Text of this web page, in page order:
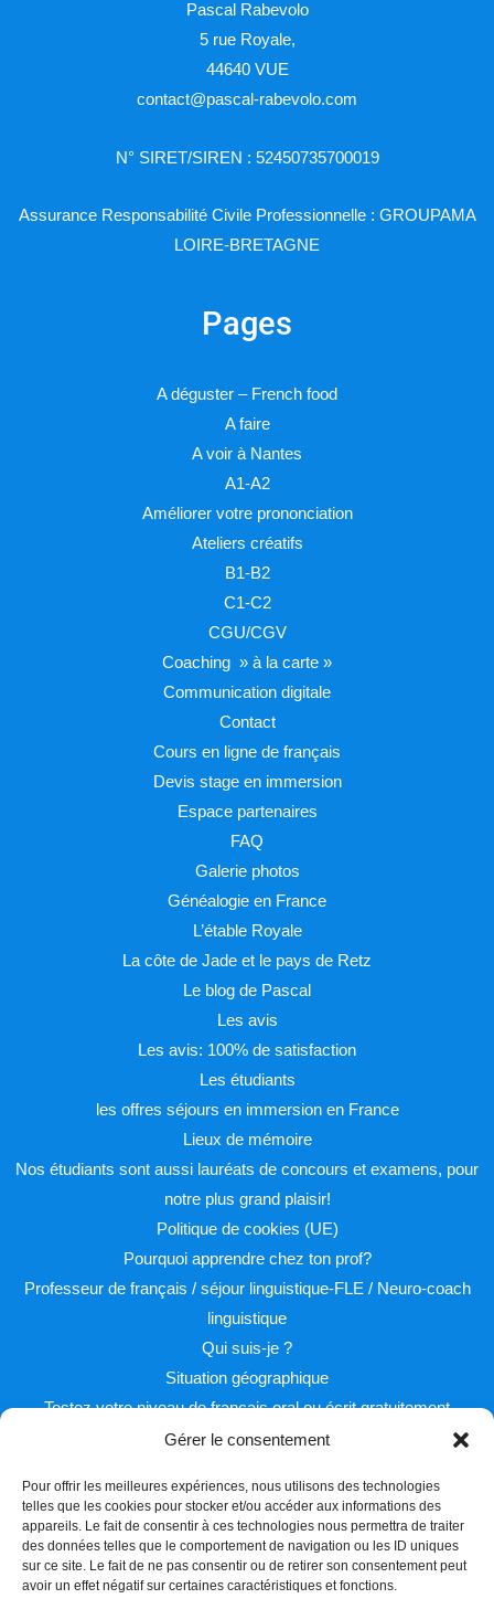
Gérer le consentement
Pour offrir les meilleures expériences, nous utilisons des technologies
telles que les cookies pour stocker et/ou accéder aux informations des
appareils. Le fait de consentir à ces technologies nous permettra de traiter
des données telles que le comportement de navigation ou les ID uniques
sur ce site. Le fait de ne pas consentir ou de retirer son consentement peut
avoir un effet négatif sur certaines caractéristiques et fonctions.
Pascal Rabevolo
5 rue Royale,
44640 VUE
contact@pascal-rabevolo.com
N° SIRET/SIREN : 52450735700019
Assurance Responsabilité Civile Professionnelle : GROUPAMA
LOIRE-BRETAGNE
Pages
A déguster – French food
A faire
A voir à Nantes
A1-A2
Améliorer votre prononciation
Ateliers créatifs
B1-B2
C1-C2
CGU/CGV
Coaching » à la carte »
Communication digitale
Contact
Cours en ligne de français
Devis stage en immersion
Espace partenaires
FAQ
Galerie photos
Généalogie en France
L’étable Royale
La côte de Jade et le pays de Retz
Le blog de Pascal
Les avis
Les avis: 100% de satisfaction
Les étudiants
les offres séjours en immersion en France
Lieux de mémoire
Nos étudiants sont aussi lauréats de concours et examens, pour
notre plus grand plaisir!
Politique de cookies (UE)
Pourquoi apprendre chez ton prof?
Professeur de français / séjour linguistique-FLE / Neuro-coach
linguistique
Qui suis-je ?
Situation géographique
Testez votre niveau de français oral ou écrit gratuitement
Facebook Twitter Instagram